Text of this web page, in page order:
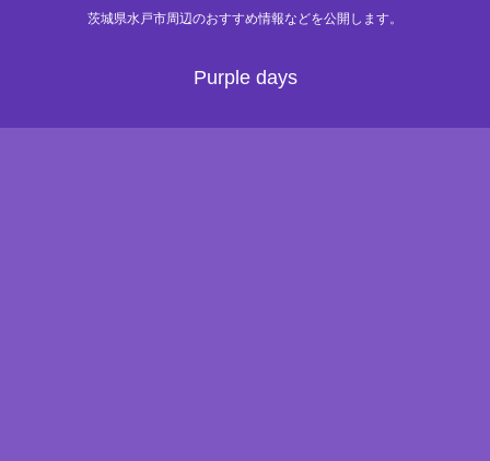
茨城県水戸市周辺のおすすめ情報などを公開します。
Purple days